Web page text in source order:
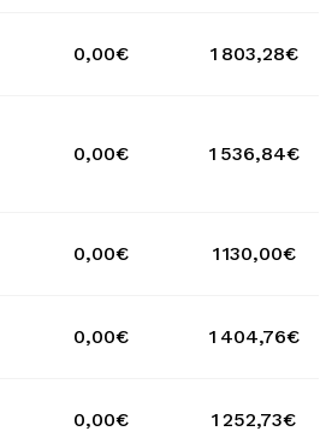
0,00€ 1 803,28€
0,00€ 1 536,84€
0,00€ 1 130,00€
0,00€ 1 404,76€
0,00€ 1 252,73€